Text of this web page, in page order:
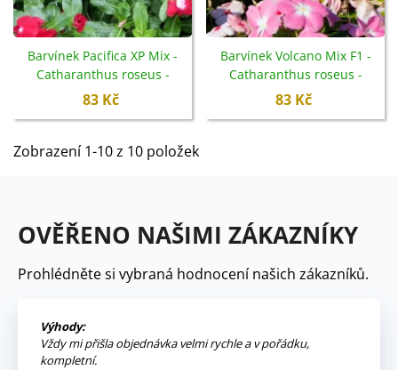
Barvínek Pacifica XP Mix -
Catharanthus roseus -
semena barvínku - 30 ks
83 Kč
Barvínek Volcano Mix F1 -
Catharanthus roseus -
semena - 30 ks
83 Kč
Zobrazení 1-10 z 10 položek
OVĚŘENO NAŠIMI ZÁKAZNÍKY
Prohlédněte si vybraná hodnocení našich zákazníků.
Výhody:
Vždy mi přišla objednávka velmi rychle a v pořádku,
kompletní.